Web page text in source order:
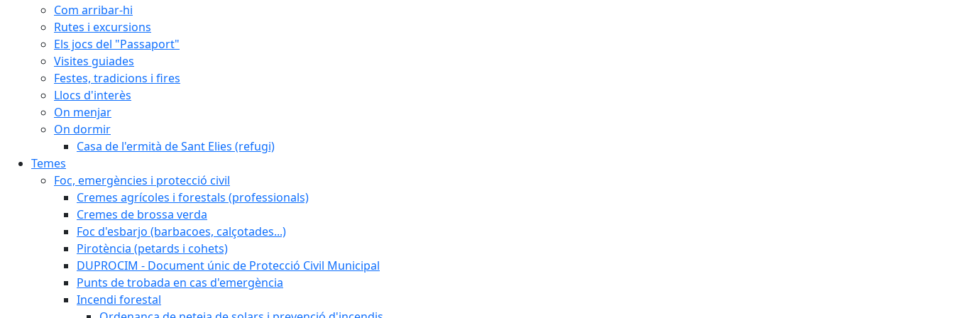
Com arribar-hi
Rutes i excursions
Els jocs del "Passaport"
Visites guiades
Festes, tradicions i fires
Llocs d'interès
On menjar
On dormir
Casa de l'ermità de Sant Elies (refugi)
Temes
Foc, emergències i protecció civil
Cremes agrícoles i forestals (professionals)
Cremes de brossa verda
Foc d'esbarjo (barbacoes, calçotades...)
Pirotència (petards i cohets)
DUPROCIM - Document únic de Protecció Civil Municipal
Punts de trobada en cas d'emergència
Incendi forestal